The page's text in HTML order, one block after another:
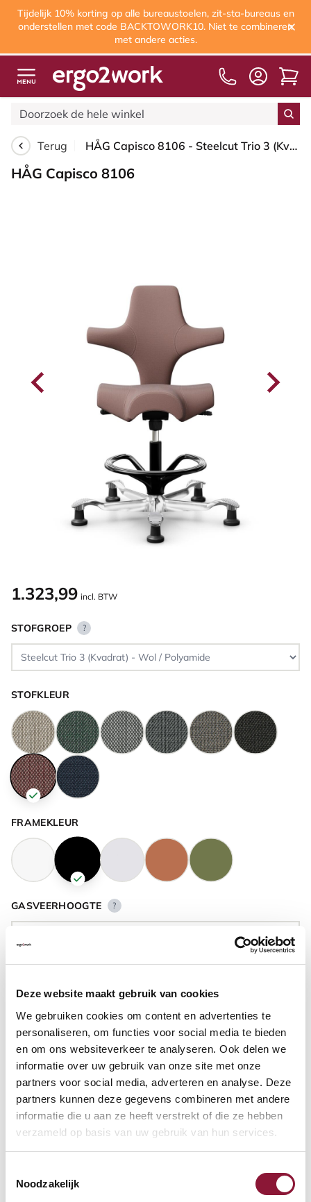
Deze website maakt gebruik van cookies
We gebruiken cookies om content en advertenties te
personaliseren, om functies voor social media te bieden
en om ons websiteverkeer te analyseren. Ook delen we
informatie over uw gebruik van onze site met onze
partners voor social media, adverteren en analyse. Deze
partners kunnen deze gegevens combineren met andere
informatie die u aan ze heeft verstrekt of die ze hebben
verzameld op basis van uw gebruik van hun services.
Noodzakelijk
Tijdelijk 10% korting op alle bureaustoelen, zit-sta-bureaus en
onderstellen met code BACKTOWORK10. Niet te combineren
met andere acties.
Vanaf € 60,00gratis verzending
Terug HÅG Capisco 8106 - Steelcut Trio 3 (Kvadrat) - Wol / Polyamide - STT645 - Dusty red - Framekleur - Zwart - Gasveer - 200 mm (Zithoogte 46-64cm) - Vloercontact - Glijdoppen - Voetenring - Ja, in framekleur - Voetster - Ja, voetster in gepolijst aluminium
HÅG Capisco 8106
1.323,99 incl. BTW
STOFGROEP ?
STOFKLEUR
FRAMEKLEUR
GASVEERHOOGTE ?
VOETENRING ?
VOETENSTER IN GEPOLIJST ALUMINIUM ?